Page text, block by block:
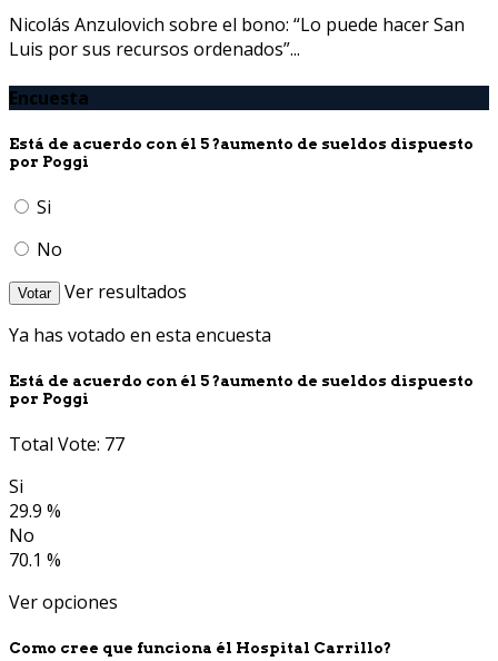
Nicolás Anzulovich sobre el bono: “Lo puede hacer San
Luis por sus recursos ordenados”...
Encuesta
Está de acuerdo con él 5 ?aumento de sueldos dispuesto
por Poggi
Si
No
Votar
Ver resultados
Ya has votado en esta encuesta
Está de acuerdo con él 5 ?aumento de sueldos dispuesto
por Poggi
Total Vote: 77
Si
29.9 %
No
70.1 %
Ver opciones
Como cree que funciona él Hospital Carrillo?